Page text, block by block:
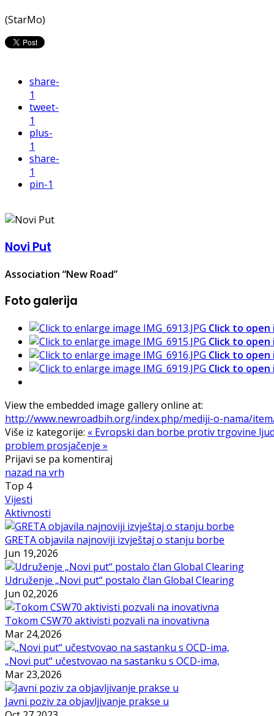
(StarMo)
share-
1
tweet-
1
plus-
1
share-
1
pin-1
Novi Put
Association “New Road”
Foto galerija
Click to open
Click to open
Click to open
Click to open
View the embedded image gallery online at:
http://www.newroadbih.org/index.php/mediji-o-nama/
Više iz kategorije: « Evropski dan borbe protiv trgovine
problem prosjačenje »
Prijavi se pa komentiraj
nazad na vrh
Top 4
Vijesti
Aktivnosti
GRETA objavila najnoviji izvještaj o stanju borbe
Jun 19,2026
Udruženje „Novi put“ postalo član Global Clearing
Jun 02,2026
Tokom CSW70 aktivisti pozvali na inovativna
Mar 24,2026
„Novi put“ učestvovao na sastanku s OCD-ima,
Mar 23,2026
Javni poziv za objavljivanje prakse u